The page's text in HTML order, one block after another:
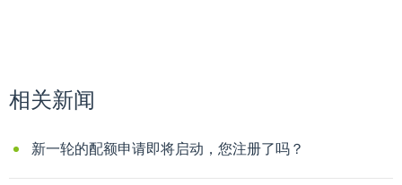
相关新闻
新一轮的配额申请即将启动，您注册了吗？